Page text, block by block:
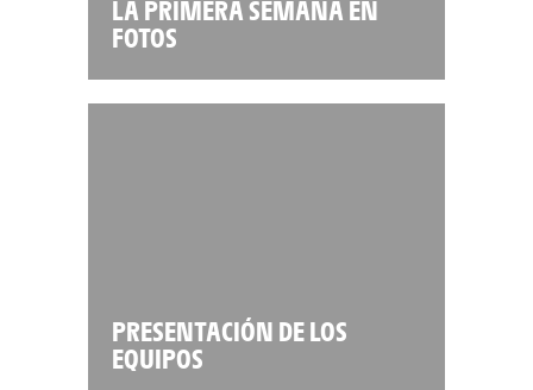
LA PRIMERA SEMANA EN
FOTOS
PRESENTACIÓN DE LOS
EQUIPOS